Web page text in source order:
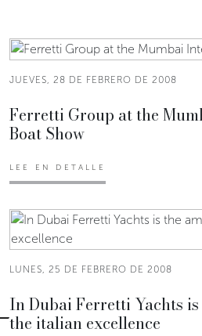
JUEVES, 28 DE FEBRERO DE 2008
Ferretti Group at the
Boat Show
LEE EN DETALLE
LUNES, 25 DE FEBRERO DE 2008
In Dubai Ferretti Yachts
the italian excellence